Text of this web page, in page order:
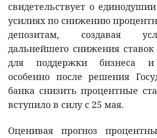
свидетельствует о
усилиях по снижению
депозитам, создавая
дальнейшего снижения
для поддержки бизнеса и
особенно после решения
банка снизить процентные
вступило в силу с 25 мая.
Оценивая прогноз